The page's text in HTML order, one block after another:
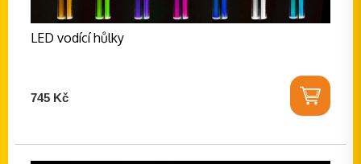
LED vodící hůlky
745 Kč